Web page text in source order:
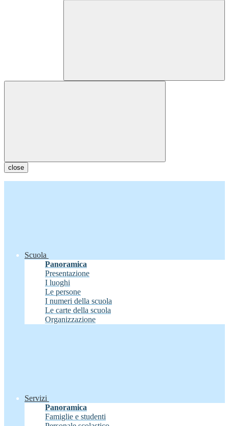
close
Scuola
Panoramica
Presentazione
I luoghi
Le persone
I numeri della scuola
Le carte della scuola
Organizzazione
Servizi
Panoramica
Famiglie e studenti